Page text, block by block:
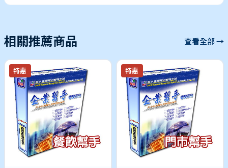
相關推薦商品 查看全部 →
特惠 特惠